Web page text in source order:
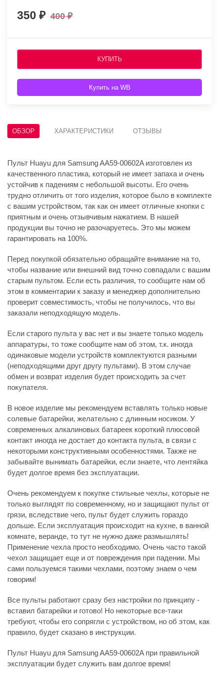
350 400
КУПИТЬ
Купить на WB
ОБЗОР ХАРАКТЕРИСТИКИ ОТЗЫВЫ
Пульт Huayu для Samsung AA59-00602A изготовлен из
качественного пластика, который не имеет запаха и очень
устойчив к падениям с небольшой высоты. Его очень
трудно отличить от того изделия, которое было в комплекте
с вашим устройством, так как он имеет отличные кнопки с
приятным и очень отзывчивым нажатием. В нашей
продукции вы точно не разочаруетесь. Это мы можем
гарантировать на 100%.
Перед покупкой обязательно обращайте внимание на то,
чтобы название или внешний вид точно совпадали с вашим
старым пультом. Если есть различия, то сообщите нам об
этом в комментарии к заказу и менеджер дополнительно
проверит совместимость, чтобы не получилось, что вы
заказали неподходящую модель.
Если старого пульта у вас нет и вы знаете только модель
аппаратуры, то тоже сообщите нам об этом, т.к. иногда
одинаковые модели устройств комплектуются разными
(неподходящими друг другу пультами). В этом случае
обмен и возврат изделия будет происходить за счет
покупателя.
В новое изделие мы рекомендуем вставлять только новые
солевые батарейки, желательно с длинным носиком. У
современных алкалиновых батареек короткий плюсовой
контакт иногда не достает до контакта пульта, в связи с
некоторыми конструктивными особенностями. Также не
забывайте вынимать батарейки, если знаете, что лентяйка
будет долгое время без эксплуатации.
Очень рекомендуем к покупке стильные чехлы, которые не
только выглядят по современному, но и защищают пульт от
грязи, вследствие чего, пульт будет служить гораздо
дольше. Если эксплуатация происходит на кухне, в ванной
комнате, веранде, то тут не нужно даже размышлять!
Применение чехла просто необходимо. Очень часто такой
чехол защищает еще и от повреждения при падении. Мы
сами пользуемся такими чехлами, поэтому знаем о чем
говорим!
Все пульты работают сразу без настройки по принципу -
вставил батарейки и готово! Но некоторые все-таки
требуют, чтобы его сопрягли с устройством, но об этом, как
правило, будет сказано в инструкции.
Пульт Huayu для Samsung AA59-00602A при правильной
эксплуатации будет служить вам долгое время!